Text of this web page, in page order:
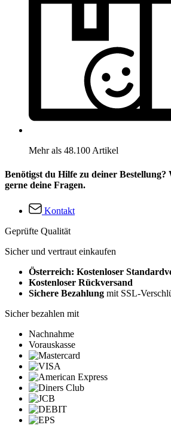
Mehr als 48.100 Artikel
Benötigst du Hilfe zu deiner
gerne deine Fragen.
Kontakt
Geprüfte Qualität
Sicher und vertraut einkaufen
Österreich: Kostenloser
Kostenloser Rückversand
Sichere Bezahlung mit SSL-
Sicher bezahlen mit
Nachnahme
Vorauskasse